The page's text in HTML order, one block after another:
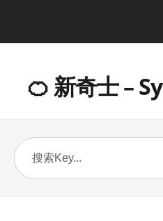
🍊 新奇士 –